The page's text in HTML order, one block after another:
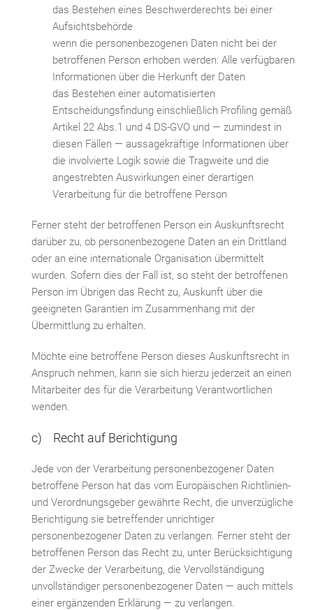
das Bestehen eines Beschwerderechts bei einer
Aufsichtsbehörde
wenn die personenbezogenen Daten nicht bei der
betroffenen Person erhoben werden: Alle verfügbaren
Informationen über die Herkunft der Daten
das Bestehen einer automatisierten
Entscheidungsfindung einschließlich Profiling gemäß
Artikel 22 Abs.1 und 4 DS-GVO und — zumindest in
diesen Fällen — aussagekräftige Informationen über
die involvierte Logik sowie die Tragweite und die
angestrebten Auswirkungen einer derartigen
Verarbeitung für die betroffene Person
Ferner steht der betroffenen Person ein Auskunftsrecht
darüber zu, ob personenbezogene Daten an ein Drittland
oder an eine internationale Organisation übermittelt
wurden. Sofern dies der Fall ist, so steht der betroffenen
Person im Übrigen das Recht zu, Auskunft über die
geeigneten Garantien im Zusammenhang mit der
Übermittlung zu erhalten.
Möchte eine betroffene Person dieses Auskunftsrecht in
Anspruch nehmen, kann sie sich hierzu jederzeit an einen
Mitarbeiter des für die Verarbeitung Verantwortlichen
wenden.
c) Recht auf Berichtigung
Jede von der Verarbeitung personenbezogener Daten
betroffene Person hat das vom Europäischen Richtlinien-
und Verordnungsgeber gewährte Recht, die unverzügliche
Berichtigung sie betreffender unrichtiger
personenbezogener Daten zu verlangen. Ferner steht der
betroffenen Person das Recht zu, unter Berücksichtigung
der Zwecke der Verarbeitung, die Vervollständigung
unvollständiger personenbezogener Daten — auch mittels
einer ergänzenden Erklärung — zu verlangen.